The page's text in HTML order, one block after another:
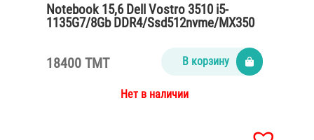
Notebook 15,6 Dell Vostro 3510 i5-
1135G7/8Gb DDR4/Ssd512nvme/MX350
18400 TMT В корзину
Нет в наличии